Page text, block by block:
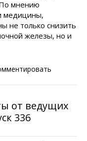
По мнению
медицины,
не только снизить
железы, но и
от ведущих
336